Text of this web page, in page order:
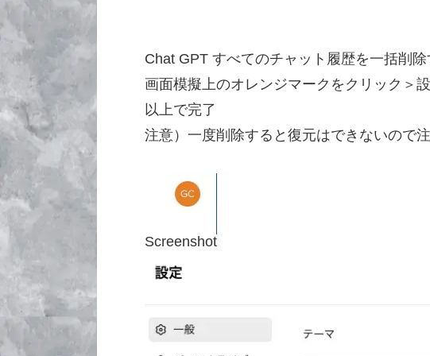
Chat GPT すべてのチャット履歴を一括削除
画面模擬上のオレンジマークをクリック＞
以上で完了
注意）一度削除すると復元はできないので注
Screenshot